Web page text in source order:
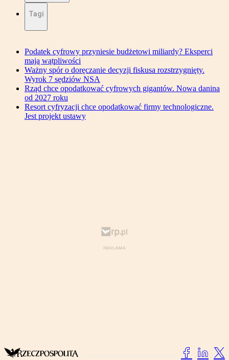
Tagi
Podatek cyfrowy przyniesie budżetowi miliardy? Eksperci
mają wątpliwości
Ważny spór o doręczanie decyzji fiskusa rozstrzygnięty.
Wyrok 7 sędziów NSA
Rząd chce opodatkować cyfrowych gigantów. Nowa danina
od 2027 roku
Resort cyfryzacji chce opodatkować firmy technologiczne.
Jest projekt ustawy